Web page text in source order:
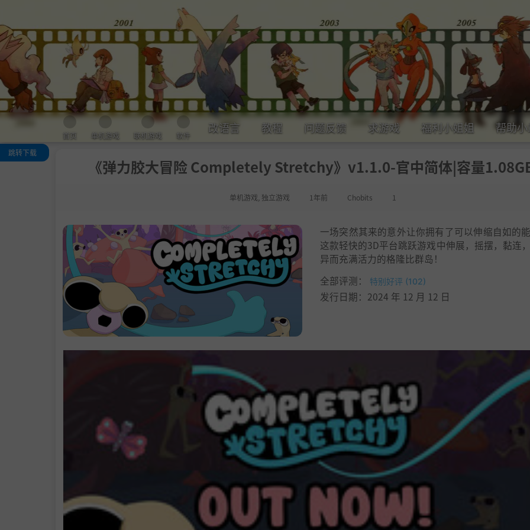
首页 单机游戏 联机游戏 软件
改语言 教程 问题反馈 求游戏 福利小姐姐 帮助
《弹力胶大冒险 Completely Stretchy》v1.1.0-官中简体|容量
单机游戏 独立游戏 1年前 Chobits 1
跳转下载
一场突然其来的意外让你拥有了可以伸缩自如的
这款轻快的3D平台跳跃游戏中伸展，摇摆，黏连
异而充满活力的格隆比群岛！
全部评测：
特别好评 (102)
发行日期：2024 年 12 月 12 日